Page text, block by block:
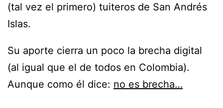
(tal vez el primero) tuiteros de San Andrés
Islas.
Su aporte cierra un poco la brecha digital
(al igual que el de todos en Colombia).
Aunque como él dice: no es brecha…